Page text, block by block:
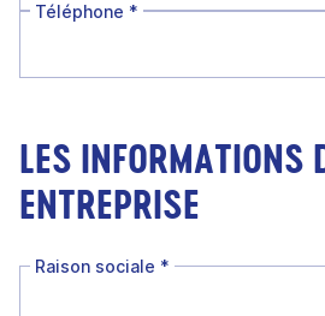
Téléphone *
LES INFORMATIONS
ENTREPRISE
Raison sociale *